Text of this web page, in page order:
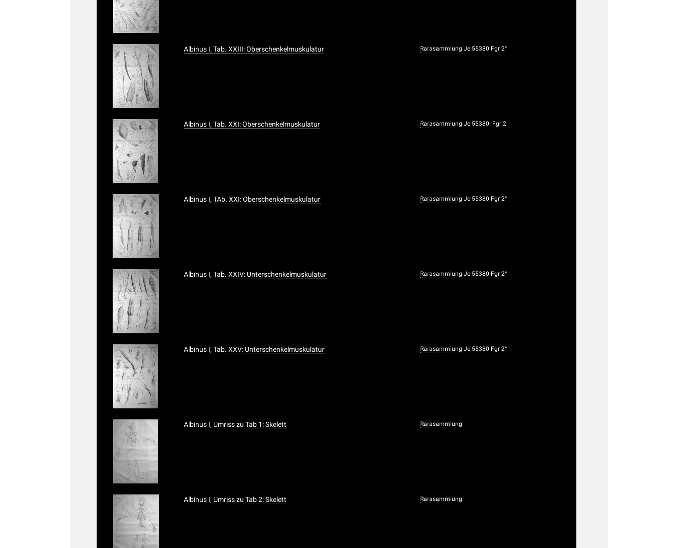
Albinus I, Tab. XXIII: Oberschenkelmuskulatur Rarasammlung Je 55380 Fgr 2°
Albinus I, Tab. XXI: Oberschenkelmuskulatur Rarasammlung Je 55380: Fgr 2
Albinus I, TAb. XXI: Oberschenkelmuskulatur Rarasammlung Je 55380 Fgr 2°
Albinus I, Tab. XXIV: Unterschenkelmuskulatur Rarasammlung Je 55380 Fgr 2°
Albinus I, Tab. XXV: Unterschenkelmuskulatur Rarasammlung Je 55380 Fgr 2°
Albinus I, Umriss zu Tab 1: Skelett Rarasammlung
Albinus I, Umriss zu Tab 2: Skelett Rarasammlung